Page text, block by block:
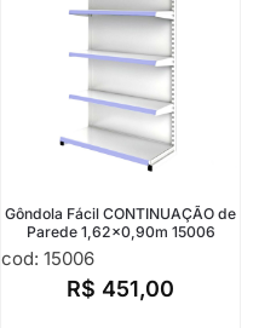
Gôndola Fácil CONTINUAÇÃO de
Parede 1,62×0,90m 15006
cod: 15006
R$ 451,00